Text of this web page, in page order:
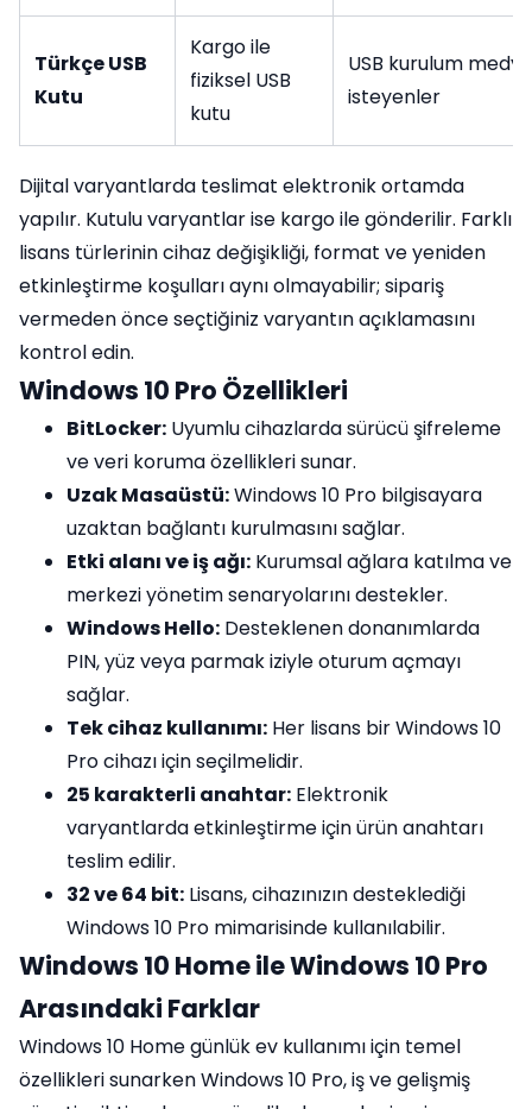
Türkçe USB
Kutu
Kargo ile
fiziksel USB
kutu
USB kurulum
isteyenler
Dijital varyantlarda teslimat elektronik ortamda
yapılır. Kutulu varyantlar ise kargo ile gönderilir. Farklı
lisans türlerinin cihaz değişikliği, format ve yeniden
etkinleştirme koşulları aynı olmayabilir; sipariş
vermeden önce seçtiğiniz varyantın açıklamasını
kontrol edin.
Windows 10 Pro Özellikleri
BitLocker: Uyumlu cihazlarda sürücü şifreleme
ve veri koruma özellikleri sunar.
Uzak Masaüstü:Windows 10 Pro bilgisayara
uzaktan bağlantı kurulmasını sağlar.
Etki alanı ve iş ağı: Kurumsal ağlara katılma ve
merkezi yönetim senaryolarını destekler.
Windows Hello: Desteklenen donanımlarda
PIN, yüz veya parmak iziyle oturum açmayı
sağlar.
Tek cihaz kullanımı: Her lisans bir Windows 10
Pro cihazı için seçilmelidir.
25 karakterli anahtar: Elektronik
varyantlarda etkinleştirme için ürün anahtarı
teslim edilir.
32 ve 64 bit: Lisans, cihazınızın desteklediği
Windows 10 Pro mimarisinde kullanılabilir.
Windows 10 Home ile Windows 10 Pro
Arasındaki Farklar
Windows 10 Home günlük ev kullanımı için temel
özellikleri sunarken Windows 10 Pro, iş ve gelişmiş